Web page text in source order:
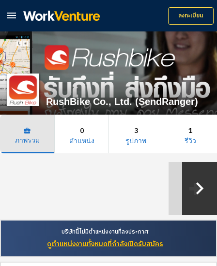
 ลงทะเบียน
RushBike Co., Ltd. (SendRanger)
business_center
ภาพรวม
0
ตำแหน่ง
3
รูปภาพ
1
รีวิว
keyboard_arrow_right
บริษัทนี้ไม่มีตำแหน่งงานที่ลงประกาศ
ดูตำแหน่งงานทั้งหมดที่กำลังเปิดรับสมัคร